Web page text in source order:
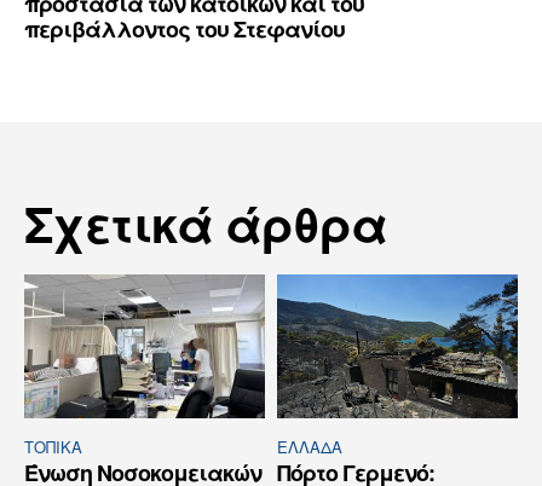
περιβάλλοντος του Στεφανίου
Σχετικά άρθρα
ΤΟΠΙΚΑ
Ένωση Νοσοκομειακών
ΕΛΛΆΔΑ
Πόρτο Γερμενό: